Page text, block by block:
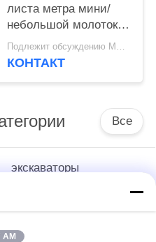
листа метра мини/
небольшой молоток
Vibro привода
экскаватора
Подлежит обсуждению MOQ:1 набор
КОНТАКТ
Все
экскаваторы
AM